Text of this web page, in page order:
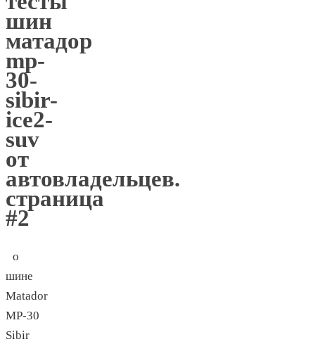
шин
матадор
mp-
30-
sibir-
ice2-
suv
от
автовладельцев.
страница
#2
о
шине
Matador
MP-30
Sibir